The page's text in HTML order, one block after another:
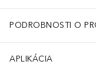
PODROBNOSTI O
APLIKÁCIA